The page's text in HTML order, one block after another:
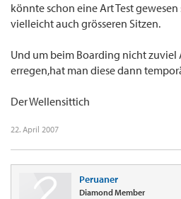
könnte schon eine Art Test
vielleicht auch grösseren Sitzen.
Und um beim Boarding nicht zuviel
erregen,hat man diese dann
Der Wellensittich
22. April 2007
Peruaner
Diamond Member